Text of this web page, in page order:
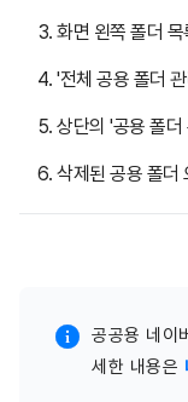
화면 왼쪽 폴더
'전체 공용 폴더
상단의 '공용 폴
삭제된 공용 폴더
공공용 네이
세한 내용은